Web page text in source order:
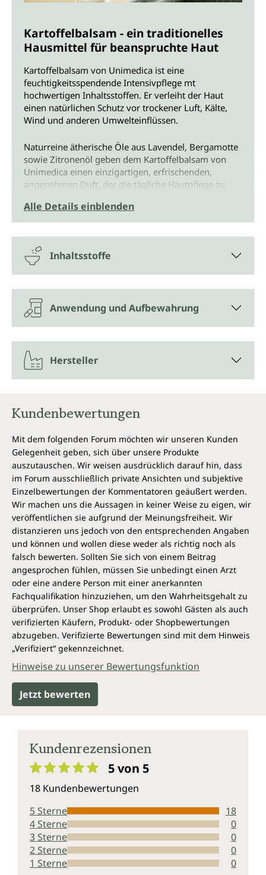
Kartoffelbalsam - ein traditionelles
Hausmittel für beanspruchte Haut
Kartoffelbalsam von Unimedica ist eine
feuchtigkeitsspendende Intensivpflege mt
hochwertigen Inhaltsstoffen. Er verleiht der Haut
einen natürlichen Schutz vor trockener Luft, Kälte,
Wind und anderen Umwelteinflüssen.
Naturreine ätherische Öle aus Lavendel, Bergamotte
sowie Zitronenöl geben dem Kartoffelbalsam von
Unimedica einen einzigartigen, erfrischenden,
angenehmen Duft, der die tägliche Hautpflege zu
Schützt und pflegt jeden Hauttyp mit
der nährenden Urkraft der Kartoffel
Die in Kartoffeln enthaltenen Nährstoffe in
Kombination mit Sonnenblumen- und Mandelöl
sowie Glycerin, Linalool, Limonen und anderen
wertvollen Inhaltsstoffen nähren ausgelaugte,
trockene Haut, beruhigen sie, pflegen sie glatt und
Der frisch duftende Kartoffelbalsam von Unimedica
(antioxidative Pflanzenfarbstoffe aus der Gruppe der
schützen und vorzeitigen Alterungsprozessen
entgegenzuwirken.
Darüber hinaus pflegt der Kartoffelbalsam von
Unimedica auch unreine Haut sanft auf natürliche
Weise. Kartoffelbalsam von Unimedica ist für jeden
Hauttyp geeignet.
Hochwertige Naturkosmetik aus
Deutschland nach traditionellem
Bauernrezept
Der Kartoffelbalsam von Unimedica wird in
Deutschland als zertifizierte Naturkosmetik
hergestellt. Er enthält Inhaltsstoffe aus kontrolliert
biologischem Anbau (Sonnenblumenöl,
Kartoffelextrakt), ist mikroplastikfrei und vegan. Die
Tube macht die Anwendung einfach und leicht
dosierbar. Einfach die rauen, rissigen Hautstellen
sanft eincremen. Der Balsam zieht schnell ein.
Jede Tube Kartoffelbalsam von Unimedica enthält
Vegan und ohne folgende Zusatzstoffe
Kartoffelbalsam von Unimedica ist frei von
Mikroplastik und vegan. Tocopherol und Alkohol
konservieren den Balsam.
Alle Details einblenden
Inhaltsstoffe
Anwendung und Aufbewahrung
Hersteller
Kundenbewertungen
Mit dem folgenden Forum möchten wir unseren Kunden
Gelegenheit geben, sich über unsere Produkte
auszutauschen. Wir weisen ausdrücklich darauf hin, dass
im Forum ausschließlich private Ansichten und subjektive
Einzelbewertungen der Kommentatoren geäußert werden.
Wir machen uns die Aussagen in keiner Weise zu eigen, wir
veröffentlichen sie aufgrund der Meinungsfreiheit. Wir
distanzieren uns jedoch von den entsprechenden Angaben
und können und wollen diese weder als richtig noch als
falsch bewerten. Sollten Sie sich von einem Beitrag
angesprochen fühlen, müssen Sie unbedingt einen Arzt
oder eine andere Person mit einer anerkannten
Fachqualifikation hinzuziehen, um den Wahrheitsgehalt zu
überprüfen. Unser Shop erlaubt es sowohl Gästen als auch
verifizierten Käufern, Produkt- oder Shopbewertungen
abzugeben. Verifizierte Bewertungen sind mit dem Hinweis
„Verifiziert“ gekennzeichnet.
Hinweise zu unserer Bewertungsfunktion
Jetzt bewerten
Kundenrezensionen
5 von 5
18 Kundenbewertungen
5 Sterne
18
4 Sterne
0
3 Sterne
0
2 Sterne
0
1 Sterne
0